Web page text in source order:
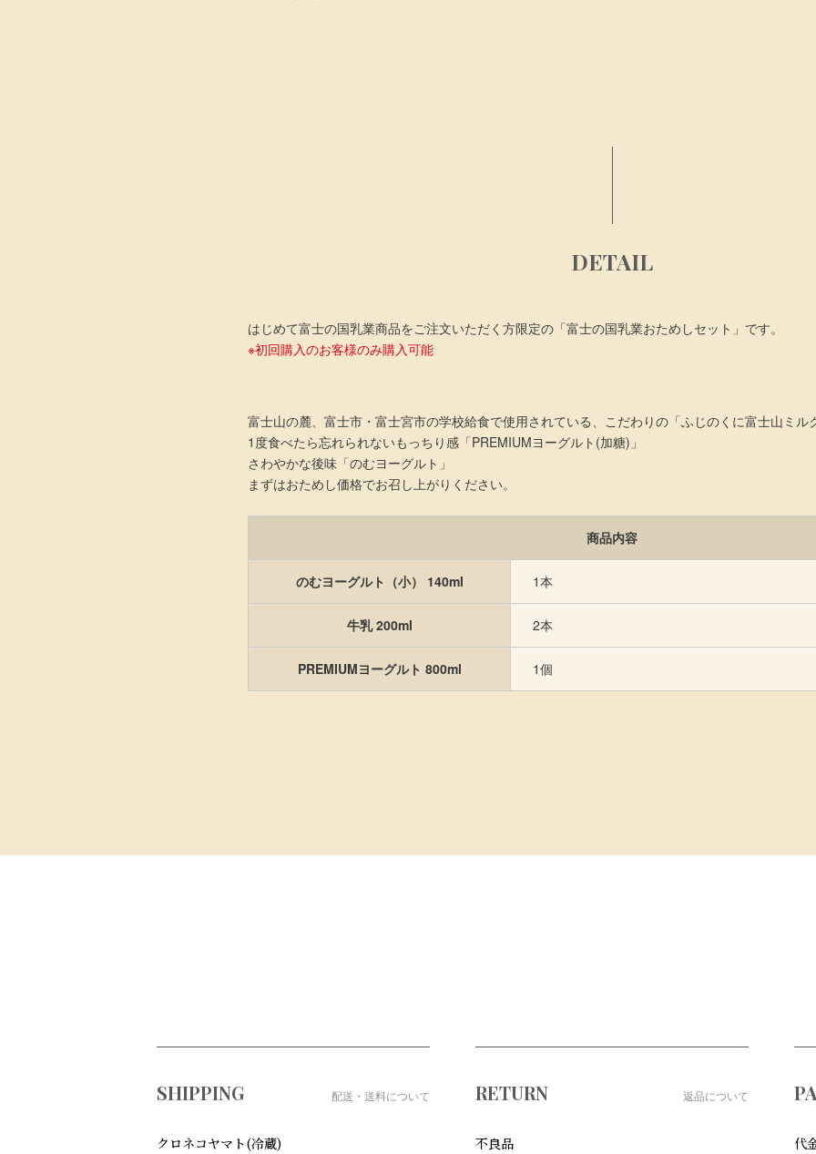
DETAIL
はじめて富士の国乳業商品をご注文いただく方限定の「富士の国乳業おためしセット」です。
※初回購入のお客様のみ購入可能
富士山の麓、富士市・富士宮市の学校給食で使用されている、こだわりの「ふじのくに富士山ミル
1度食べたら忘れられないもっちり感「PREMIUMヨーグルト(加糖)」
さわやかな後味「のむヨーグルト」
まずはおためし価格でお召し上がりください。
商品内容
のむヨーグルト（小） 140ml 1本
牛乳 200ml 2本
PREMIUMヨーグルト 800ml 1個
SHIPPING 配送・送料について
クロネコヤマト(冷蔵)
RETURN 返品について
不良品
代